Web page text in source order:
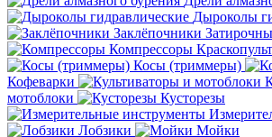
Дыроколы
Заклёпочники
Компрессоры
Косы (триммеры)
Кофеварки
мотоблоки
Кусторезы
Лобзики
Мойки